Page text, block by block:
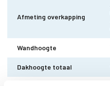
Afmeting overkapping
Wandhoogte
Dakhoogte totaal